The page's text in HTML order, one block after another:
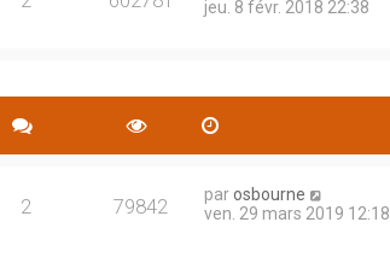
jeu. 8 févr. 2018 22:38
2 79842 parosbourne
ven. 29 mars 2019 12:18